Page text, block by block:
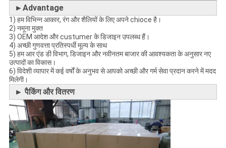
►Advantage
1) हम विभिन्न आकार, रंग और शैलियों के लिए अपने chioce है।
2) नमूना मुक्त
3) OEM आदेश और custumer के डिजाइन उपलब्ध हैं।
4) अच्छी गुणवत्ता प्रतिस्पर्धी मूल्य के साथ
5) हम आर एंड डी विभाग, डिजाइन और नवीनतम बाजार की आवश्यकता के अनुसार नए
उत्पादों का विकास।
6) विदेशी व्यापार में कई वर्षों के अनुभव से आपको अच्छी और गर्म सेवा प्रदान करने में मदद
मिलेगी।
► पैकिंग और वितरण